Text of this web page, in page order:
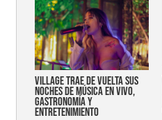
Village trae de vuelta sus
noches de música en vivo,
gastronomía y
entretenimiento